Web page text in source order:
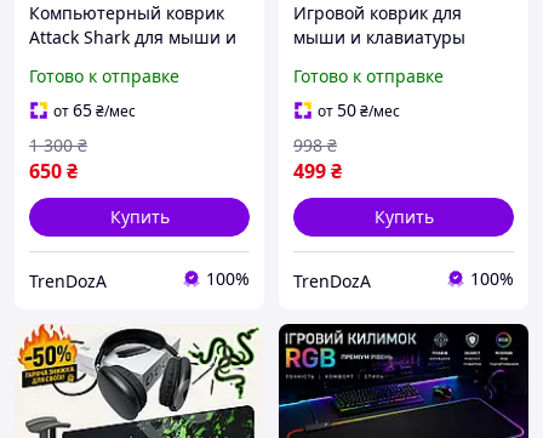
Компьютерный коврик
Attack Shark для мыши и
большой
антискользящий игровой
мат для стола
Готово к отправке
от65₴/мес
650₴
1 300 ₴
Купить
TrenDozA 100%
Игровой коврик для
мыши и клавиатуры
настольный коврик с
нескользящей резиновой
основой
Готово к отправке
от50₴/мес
499₴
998 ₴
Купить
TrenDozA 100%